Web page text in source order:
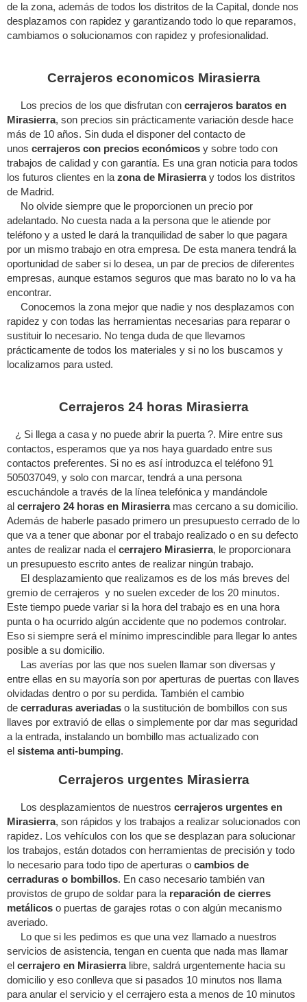
de la zona, además de todos los distritos de la Capital, donde nos
desplazamos con rapidez y garantizando todo lo que reparamos,
cambiamos o solucionamos con rapidez y profesionalidad.
Cerrajeros economicos Mirasierra
Los precios de los que disfrutan con cerrajeros baratos en
Mirasierra, son precios sin prácticamente variación desde hace
más de 10 años. Sin duda el disponer del contacto de
unos cerrajeros con precios económicos y sobre todo con
trabajos de calidad y con garantía. Es una gran noticia para todos
los futuros clientes en la zona de Mirasierray todos los distritos
de Madrid.
No olvide siempre que le proporcionen un precio por
adelantado. No cuesta nada a la persona que le atiende por
teléfono y a usted le dará la tranquilidad de saber lo que pagara
por un mismo trabajo en otra empresa. De esta manera tendrá la
oportunidad de saber si lo desea, un par de precios de diferentes
empresas, aunque estamos seguros que mas barato no lo va ha
encontrar.
Conocemos la zona mejor que nadie y nos desplazamos con
rapidez y con todas las herramientas necesarias para reparar o
sustituir lo necesario. No tenga duda de que llevamos
prácticamente de todos los materiales y si no los buscamos y
localizamos para usted.
Cerrajeros 24 horas Mirasierra
¿ Si llega a casa y no puede abrir la puerta ?. Mire entre sus
contactos, esperamos que ya nos haya guardado entre sus
contactos preferentes. Si no es así introduzca el teléfono 91
505037049, y solo con marcar, tendrá a una persona
escuchándole a través de la línea telefónica y mandándole
al cerrajero 24 horas en Mirasierramas cercano a su domicilio.
Además de haberle pasado primero un presupuesto cerrado de lo
que va a tener que abonar por el trabajo realizado o en su defecto
antes de realizar nada el cerrajero Mirasierra, le proporcionara
un presupuesto escrito antes de realizar ningún trabajo.
El desplazamiento que realizamos es de los más breves del
gremio de cerrajeros y no suelen exceder de los 20 minutos.
Este tiempo puede variar si la hora del trabajo es en una hora
punta o ha ocurrido algún accidente que no podemos controlar.
Eso si siempre será el mínimo imprescindible para llegar lo antes
posible a su domicilio.
Las averías por las que nos suelen llamar son diversas y
entre ellas en su mayoría son por aperturas de puertas con llaves
olvidadas dentro o por su perdida. También el cambio
de cerraduras averiadas o la sustitución de bombillos con sus
llaves por extravió de ellas o simplemente por dar mas seguridad
a la entrada, instalando un bombillo mas actualizado con
el sistema anti-bumping.
Cerrajeros urgentes Mirasierra
Los desplazamientos de nuestros cerrajeros urgentes en
Mirasierra, son rápidos y los trabajos a realizar solucionados con
rapidez. Los vehículos con los que se desplazan para solucionar
los trabajos, están dotados con herramientas de precisión y todo
lo necesario para todo tipo de aperturas o cambios de
cerraduras o bombillos. En caso necesario también van
provistos de grupo de soldar para la reparación de cierres
metálicos o puertas de garajes rotas o con algún mecanismo
averiado.
Lo que si les pedimos es que una vez llamado a nuestros
servicios de asistencia, tengan en cuenta que nada mas llamar
el cerrajero en Mirasierralibre, saldrá urgentemente hacia su
domicilio y eso conlleva que si pasados 10 minutos nos llama
para anular el servicio y el cerrajero esta a menos de 10 minutos